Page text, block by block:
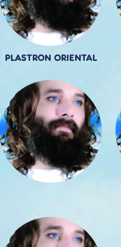
PLASTRON ORIENTAL